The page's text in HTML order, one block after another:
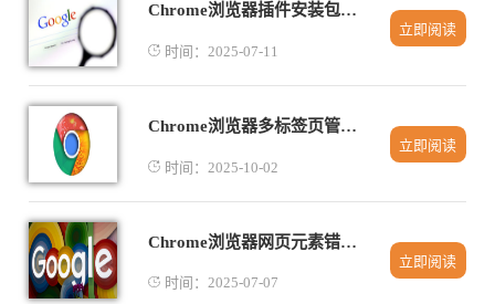
Chrome浏览器插件安装包下载教程
时间：2025-07-11
立即阅读
Chrome浏览器多标签页管理策略实用方法
时间：2025-10-02
立即阅读
Chrome浏览器网页元素错位如何恢复正常
时间：2025-07-07
立即阅读